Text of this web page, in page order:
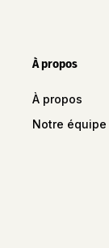
À propos
À propos
Notre équipe